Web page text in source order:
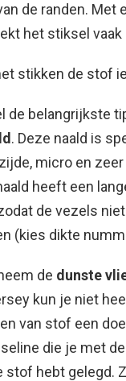
de randen. Met
het stiksel vaak
stikken de stof
de belangrijkste
. Deze naald is
micro en
heeft een
de vezels
(kies dikte
de dunste
kun je niet
van stof een
die je met
stof hebt gelegd.